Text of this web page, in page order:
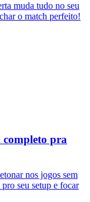
muda tudo no seu
o match perfeito!
pra
nos jogos sem
seu setup e focar